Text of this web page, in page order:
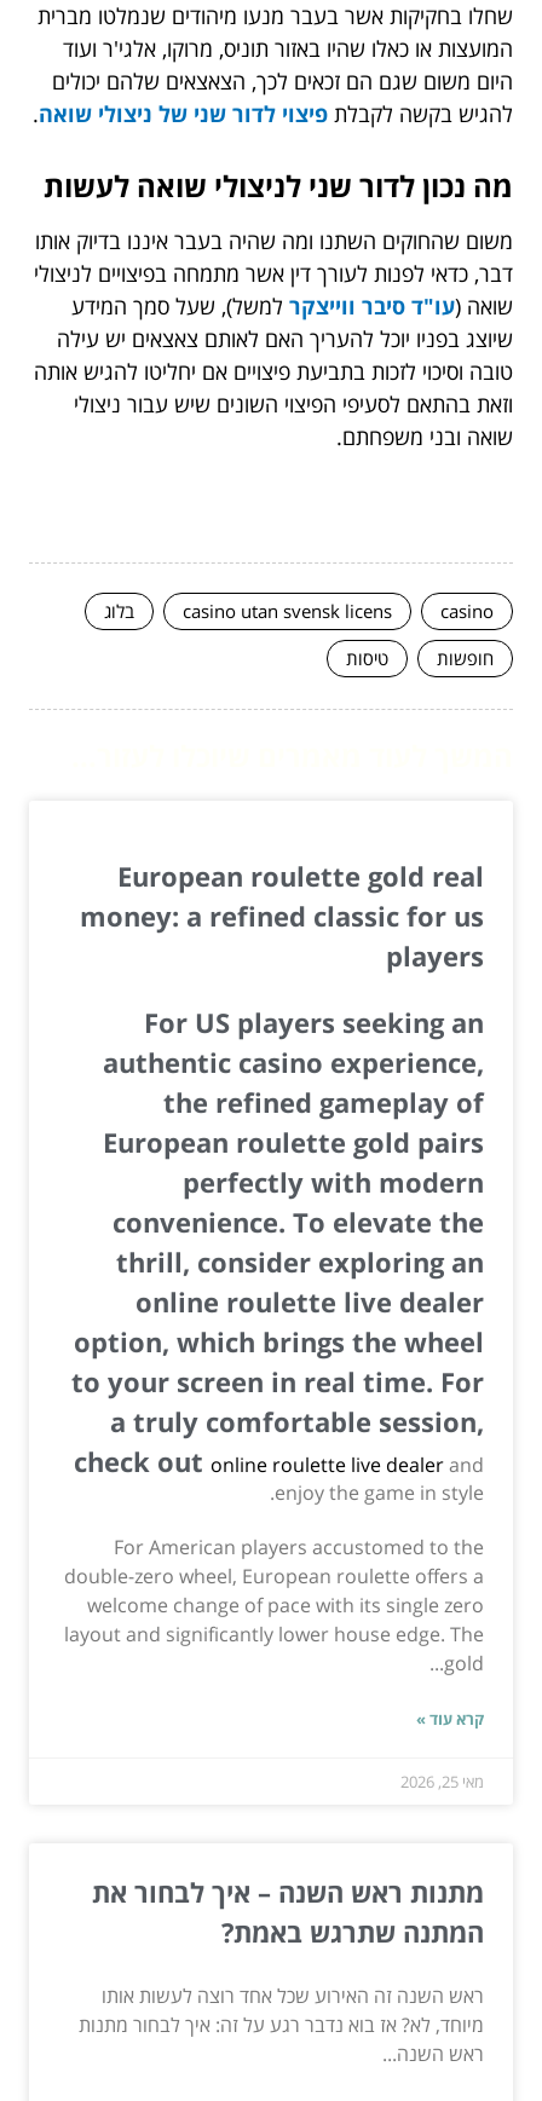
שחלו בחקיקות אשר בעבר מנעו מיהודים שנמלטו מברית
המועצות או כאלו שהיו באזור תוניס, מרוקו, אלגי'ר ועוד
היום משום שגם הם זכאים לכך, הצאצאים שלהם יכולים
להגיש בקשה לקבלת פיצוי לדור שני של ניצולי שואה.
מה נכון לדור שני לניצולי שואה לעשות
משום שהחוקים השתנו ומה שהיה בעבר איננו בדיוק אותו
דבר, כדאי לפנות לעורך דין אשר מתמחה בפיצויים לניצולי
שואה (עו"ד סיבר ווייצקר למשל), שעל סמך המידע
שיוצג בפניו יוכל להעריך האם לאותם צאצאים יש עילה
טובה וסיכוי לזכות בתביעת פיצויים אם יחליטו להגיש אותה
וזאת בהתאם לסעיפי הפיצוי השונים שיש עבור ניצולי
שואה ובני משפחתם.
casino
casino utan svensk licens
בלוג
חופשות
טיסות
European roulette gold real
money: a refined classic for us
players
For US players seeking an
authentic casino experience,
the refined gameplay of
European roulette gold pairs
perfectly with modern
convenience. To elevate the
thrill, consider exploring an
online roulette live dealer
option, which brings the wheel
to your screen in real time. For
a truly comfortable session,
check out online roulette live dealerand
enjoy the game in style.
For American players accustomed to the
double-zero wheel, European roulette offers a
welcome change of pace with its single zero
layout and significantly lower house edge. The
gold...
קרא עוד »
מאי 25, 2026
מתנות ראש השנה – איך לבחור את
המתנה שתרגש באמת?
ראש השנה זה האירוע שכל אחד רוצה לעשות אותו
מיוחד, לא? אז בוא נדבר רגע על זה: איך לבחור מתנות
ראש השנה...